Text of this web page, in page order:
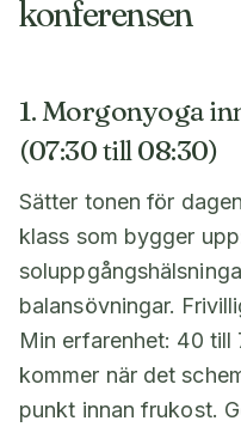
konferensen
1. Morgonyoga
(07:30 till 08:30)
Sätter tonen för
klass som bygger
balansövningar.
Min erfarenhet: 40 till
kommer när det
punkt innan frukost.